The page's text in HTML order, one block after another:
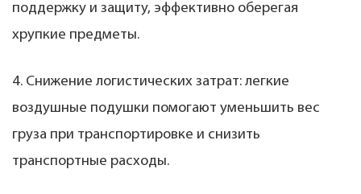
поддержку и защиту, эффективно оберегая
хрупкие предметы.
4. Снижение логистических затрат: легкие
воздушные подушки помогают уменьшить вес
груза при транспортировке и снизить
транспортные расходы.